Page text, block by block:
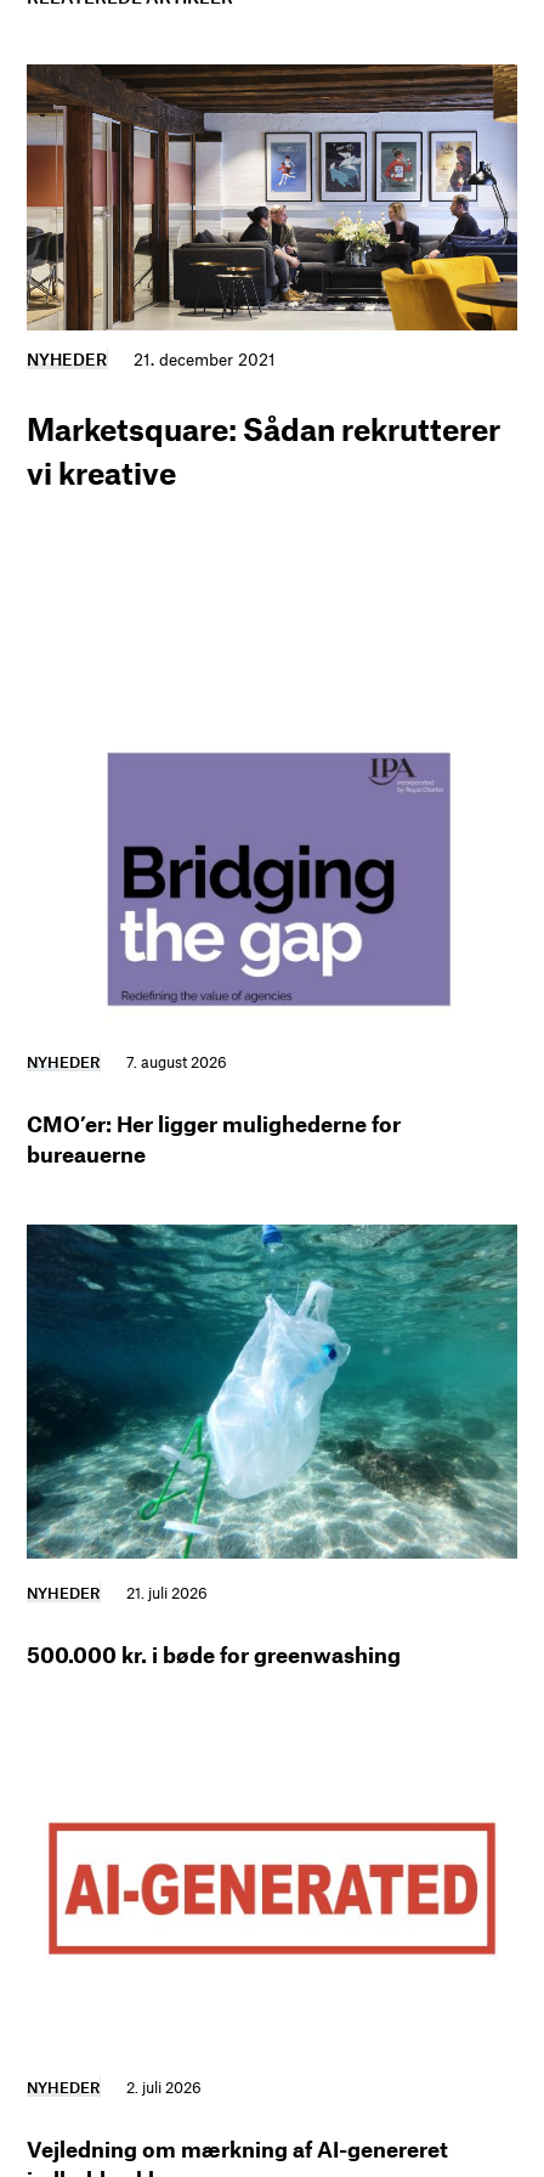
NYHEDER 21. december 2021
Marketsquare: Sådan rekrutterer
vi kreative
NYHEDER 7. august 2026
CMO’er: Her ligger mulighederne for
bureauerne
NYHEDER 21. juli 2026
500.000 kr. i bøde for greenwashing
NYHEDER 2. juli 2026
Vejledning om mærkning af AI-genereret